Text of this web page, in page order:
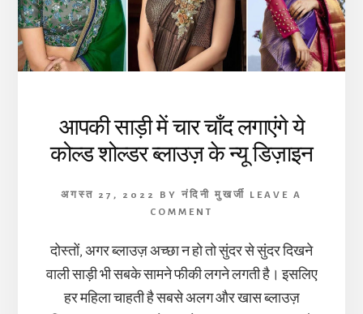
आपकी साड़ी में चार चाँद लगाएंगे ये
कोल्ड शोल्डर ब्लाउज़ के न्यू डिज़ाइन
अगस्त 27, 2022 BY नंदिनी मुखर्जी
LEAVE A
COMMENT
दोस्तों, अगर ब्लाउज़ अच्छा न हो तो सुंदर से सुंदर दिखने
वाली साड़ी भी सबके सामने फीकी लगने लगती है। इसलिए
हर महिला चाहती है सबसे अलग और खास ब्लाउज़